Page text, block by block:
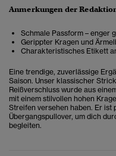
Anmerkungen der
Schmale Passform – enger
Gerippter Kragen und
Charakteristisches Etikett
Eine trendige, zuverlässige
Saison. Unser klassischer
Reißverschluss wurde aus
mit einem stilvollen hohen
Streifen versehen haben. Er ist
Übergangspullover, um dich
begleiten.